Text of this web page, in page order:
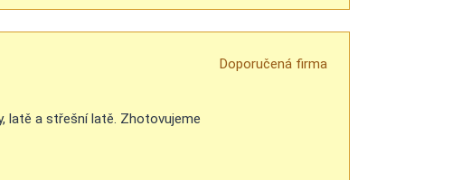
latě a střešní latě. Zhotovujeme
Doporučená firma